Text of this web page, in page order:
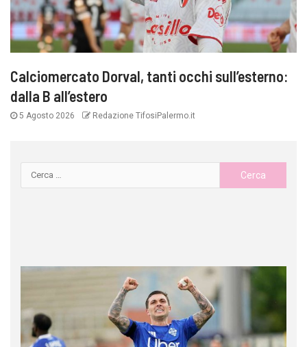
Calciomercato Dorval, tanti occhi sull’esterno:
dalla B all’estero
5 Agosto 2026 Redazione TifosiPalermo.it